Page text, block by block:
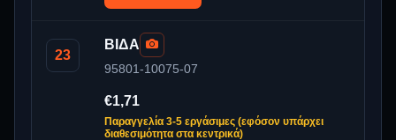
23
ΒΙΔΑ
95801-10075-07
€1,71
Παραγγελία 3-5 εργάσιμες (εφόσον υπάρχει
διαθεσιμότητα στα κεντρικά)